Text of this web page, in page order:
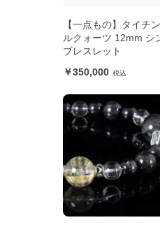
【一点もの】タイチ
ルクォーツ 12mm シ
ブレスレット
350,000